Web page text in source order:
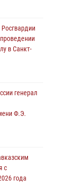
спецназа
в
гимнастике
войск
в Санкт-
генерал
Ф.Э.
с
года